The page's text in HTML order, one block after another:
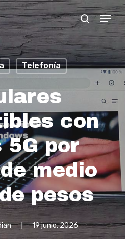
search
Menu
Telefonía
con
5G por
medio
pesos
19 junio, 2026
Close
Menu